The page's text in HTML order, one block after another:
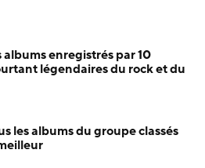
albums enregistrés par 10
légendaires du rock et du
les albums du groupe classés